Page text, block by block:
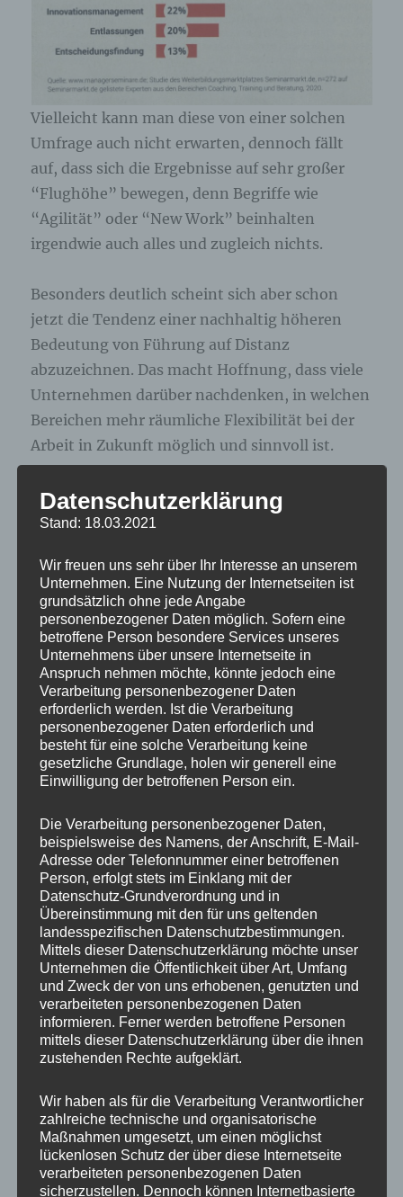
Vielleicht kann man diese von einer solchen
Umfrage auch nicht erwarten, dennoch fällt
auf, dass sich die Ergebnisse auf sehr großer
“Flughöhe” bewegen, denn Begriffe wie
“Agilität” oder “New Work” beinhalten
irgendwie auch alles und zugleich nichts.
Besonders deutlich scheint sich aber schon
jetzt die Tendenz einer nachhaltig höheren
Bedeutung von Führung auf Distanz
abzuzeichnen. Das macht Hoffnung, dass viele
Unternehmen darüber nachdenken, in welchen
Bereichen mehr räumliche Flexibilität bei der
Arbeit in Zukunft möglich und sinnvoll ist.
Wie auch immer: Dies ist das aktuelle
Meinungsbild der Weiterbildungsanbieter, wir
Nachfrage dann tatsächlich geht.
Was denken Sie – wo sehen Sie die künftigen
Schwerpunkte der Arbeitswelt in post Corona-
Zeiten?
Wir freuen uns auf die Diskussion mit Ihnen!
Autor
admin
Veröffentlicht
am
26. Juni 2020 Kategorien
Allgemein Schlagwörter
Beratung
Coaching,Corona,Training, Weiterbildung,
Zukunfstthemen
Datenschutzerklärung
Stand: 18.03.2021
Wir freuen uns sehr über Ihr Interesse an unserem
Unternehmen. Eine Nutzung der Internetseiten ist
grundsätzlich ohne jede Angabe
personenbezogener Daten möglich. Sofern eine
betroffene Person besondere Services unseres
Unternehmens über unsere Internetseite in
Anspruch nehmen möchte, könnte jedoch eine
Verarbeitung personenbezogener Daten
erforderlich werden. Ist die Verarbeitung
personenbezogener Daten erforderlich und
besteht für eine solche Verarbeitung keine
gesetzliche Grundlage, holen wir generell eine
Einwilligung der betroffenen Person ein.
Die Verarbeitung personenbezogener Daten,
beispielsweise des Namens, der Anschrift, E-Mail-
Adresse oder Telefonnummer einer betroffenen
Person, erfolgt stets im Einklang mit der
Datenschutz-Grundverordnung und in
Übereinstimmung mit den für uns geltenden
landesspezifischen Datenschutzbestimmungen.
Mittels dieser Datenschutzerklärung möchte unser
Unternehmen die Öffentlichkeit über Art, Umfang
und Zweck der von uns erhobenen, genutzten und
verarbeiteten personenbezogenen Daten
informieren. Ferner werden betroffene Personen
mittels dieser Datenschutzerklärung über die ihnen
zustehenden Rechte aufgeklärt.
Wir haben als für die Verarbeitung Verantwortlicher
zahlreiche technische und organisatorische
Maßnahmen umgesetzt, um einen möglichst
lückenlosen Schutz der über diese Internetseite
verarbeiteten personenbezogenen Daten
sicherzustellen. Dennoch können Internetbasierte